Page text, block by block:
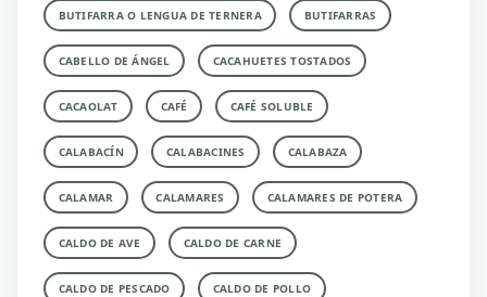
BUTIFARRA O LENGUA DE TERNERA BUTIFARRAS
CABELLO DE ÁNGEL CACAHUETES TOSTADOS
CACAOLAT CAFÉ CAFÉ SOLUBLE
CALABACÍN CALABACINES CALABAZA
CALAMAR CALAMARES CALAMARES DE POTERA
CALDO DE AVE CALDO DE CARNE
CALDO DE PESCADO CALDO DE POLLO